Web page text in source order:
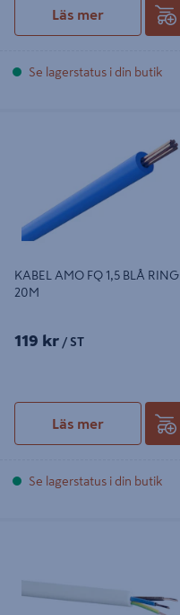
Läs mer
Se lagerstatus i din butik
KABEL AMO FQ 1,5 BLÅ RING
20M
119 kr / ST
Läs mer
Se lagerstatus i din butik